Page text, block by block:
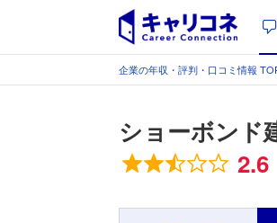
企業の年収・評判・口コミ情報
ショーボンド
総合評価
2.6